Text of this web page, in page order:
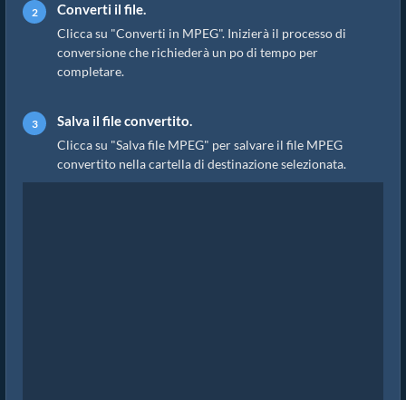
Converti il file.
Clicca su "Converti in MPEG". Inizierà il processo di
conversione che richiederà un po di tempo per
completare.
Salva il file convertito.
Clicca su "Salva file MPEG" per salvare il file MPEG
convertito nella cartella di destinazione selezionata.